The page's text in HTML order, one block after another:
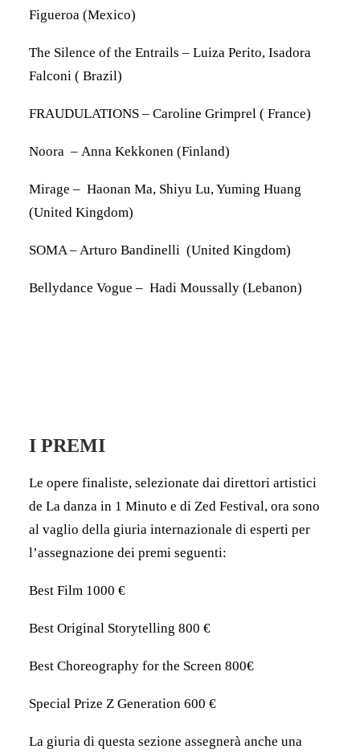
Figueroa (Mexico)
The Silence of the Entrails – Luiza Perito, Isadora
Falconi ( Brazil)
FRAUDULATIONS – Caroline Grimprel ( France)
Noora – Anna Kekkonen (Finland)
Mirage – Haonan Ma, Shiyu Lu, Yuming Huang
(United Kingdom)
SOMA – Arturo Bandinelli (United Kingdom)
Bellydance Vogue – Hadi Moussally (Lebanon)
I PREMI
Le opere finaliste, selezionate dai direttori artistici
de La danza in 1 Minuto e di Zed Festival, ora sono
al vaglio della giuria internazionale di esperti per
l’assegnazione dei premi seguenti:
Best Film 1000 €
Best Original Storytelling 800 €
Best Choreography for the Screen 800€
Special Prize Z Generation 600 €
La giuria di questa sezione assegnerà anche una